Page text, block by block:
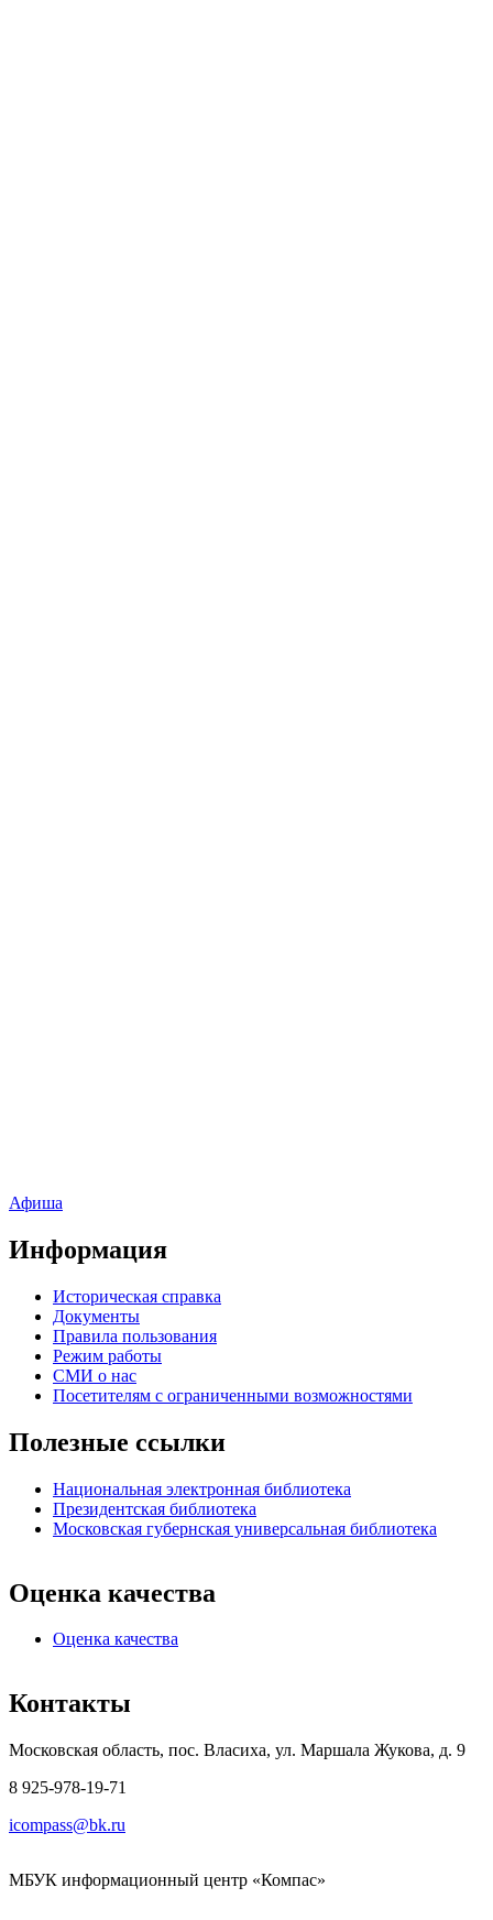
Афиша
Информация
Историческая справка
Документы
Правила пользования
Режим работы
СМИ о нас
Посетителям с ограниченными возможностями
Полезные ссылки
Национальная электронная библиотека
Президентская библиотека
Московская губернская универсальная библиотека
Оценка качества
Оценка качества
Контакты
Московская область, пос. Власиха, ул. Маршала Жукова, д. 9
8 925-978-19-71
icompass@bk.ru
МБУК информационный центр «Компас»